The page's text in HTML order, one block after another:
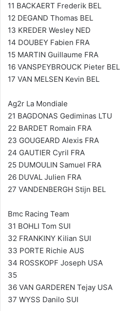
11 BACKAERT Frederik BEL
12 DEGAND Thomas BEL
13 KREDER Wesley NED
14 DOUBEY Fabien FRA
15 MARTIN Guillaume FRA
16 VANSPEYBROUCK Pieter BEL
17 VAN MELSEN Kevin BEL
Ag2r La Mondiale
21 BAGDONAS Gediminas LTU
22 BARDET Romain FRA
23 GOUGEARD Alexis FRA
24 GAUTIER Cyril FRA
25 DUMOULIN Samuel FRA
26 DUVAL Julien FRA
27 VANDENBERGH Stijn BEL
Bmc Racing Team
31 BOHLI Tom SUI
32 FRANKINY Kilian SUI
33 PORTE Richie AUS
34 ROSSKOPF Joseph USA
35
36 VAN GARDEREN Tejay USA
37 WYSS Danilo SUI